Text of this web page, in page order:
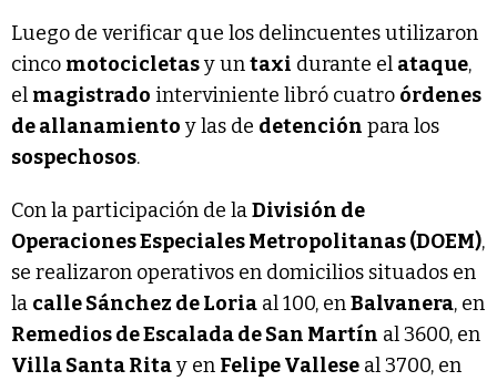
Luego de verificar que los delincuentes utilizaron
cinco motocicletasy untaxi durante el ataque,
el magistrado interviniente libró cuatro órdenes
de allanamiento y las de detención para los
sospechosos.
Con la participación de laDivisión de
Operaciones Especiales Metropolitanas (DOEM),
se realizaron operativos en domicilios situados en
la calle Sánchez de Loria al 100, enBalvanera, en
Remedios de Escalada de San Martín al 3600, en
Villa Santa Ritay en Felipe Vallese al 3700, en